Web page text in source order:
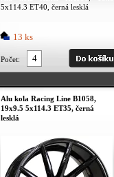
5x114.3 ET40, černá lesklá
13 ks
Počet:
Alu kola Racing Line B1058,
19x9.5 5x114.3 ET35, černá
lesklá